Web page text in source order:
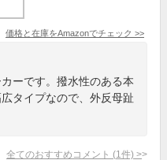
価格と在庫をAmazonでチェック >>
ーです。撥水性のある本
タイプなので、外反母趾
全てのおすすめコメント (1 件) >